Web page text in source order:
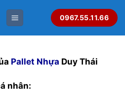
0967.55.11.66
Pallet Nhựa Duy Thái
nhân: